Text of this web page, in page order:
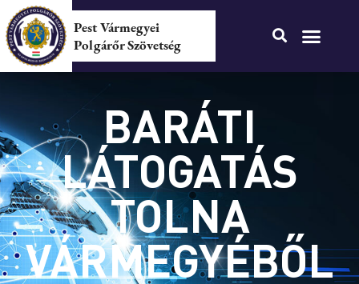
Pest Vármegyei
Polgárőr Szövetség
BARÁTI
LÁTOGATÁS
TOLNA
VÁRMEGYÉBŐL